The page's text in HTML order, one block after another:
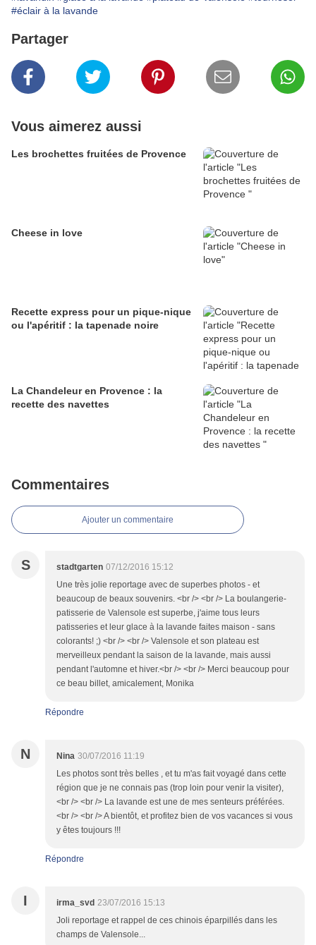
#éclair à la lavande
Partager
Vous aimerez aussi
Les brochettes fruitées de Provence
Cheese in love
Recette express pour un pique-nique
ou l'apéritif : la tapenade noire
La Chandeleur en Provence : la
recette des navettes
Commentaires
Ajouter un commentaire
S stadtgarten 07/12/2016 15:12
Une très jolie reportage avec de superbes photos - et
beaucoup de beaux souvenirs. <br /> <br /> La boulangerie-
patisserie de Valensole est superbe, j'aime tous leurs
patisseries et leur glace à la lavande faites maison - sans
colorants! ;) <br /> <br /> Valensole et son plateau est
merveilleux pendant la saison de la lavande, mais aussi
pendant l'automne et hiver.<br /> <br /> Merci beaucoup pour
ce beau billet, amicalement, Monika
Répondre
N Nina 30/07/2016 11:19
Les photos sont très belles , et tu m'as fait voyagé dans cette
région que je ne connais pas (trop loin pour venir la visiter),
<br /> <br /> La lavande est une de mes senteurs préférées.
<br /> <br /> A bientôt, et profitez bien de vos vacances si vous
y êtes toujours !!!
Répondre
I irma_svd 23/07/2016 15:13
Joli reportage et rappel de ces chinois éparpillés dans les
champs de Valensole...